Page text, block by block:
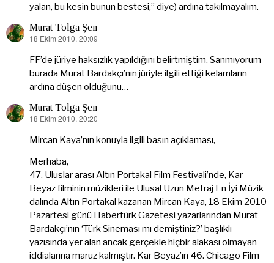
yalan, bu kesin bunun bestesi,” diye) ardına takılmayalım.
Murat Tolga Şen
dedi
18 Ekim 2010, 20:09
FF’de jüriye haksızlık yapıldığını belirtmiştim. Sanmıyorum
burada Murat Bardakçı’nın jüriyle ilgili ettiği kelamların
ardına düşen olduğunu…
Murat Tolga Şen
dedi
18 Ekim 2010, 20:20
Mircan Kaya’nın konuyla ilgili basın açıklaması,
Merhaba,
47. Uluslar arası Altın Portakal Film Festivali’nde, Kar
Beyaz filminin müzikleri ile Ulusal Uzun Metraj En İyi Müzik
dalında Altın Portakal kazanan Mircan Kaya, 18 Ekim 2010
Pazartesi günü Habertürk Gazetesi yazarlarından Murat
Bardakçı’nın ‘Türk Sineması mı demiştiniz?’ başlıklı
yazısında yer alan ancak gerçekle hiçbir alakası olmayan
iddialarına maruz kalmıştır. Kar Beyaz’ın 46. Chicago Film